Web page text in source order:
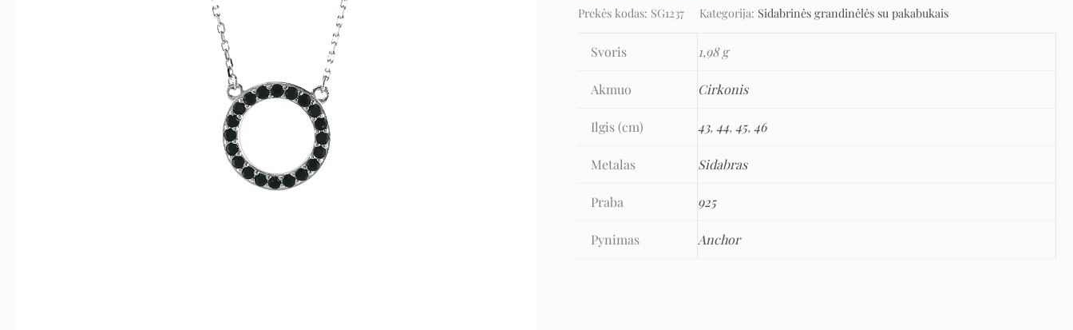
Prekės kodas: SG1237 Kategorija: Sidabrinės grandinėlės su pakabukais
Svoris 1,98 g
Akmuo Cirkonis
Ilgis (cm) 43,44,45,46
Metalas Sidabras
Praba 925
Pynimas Anchor